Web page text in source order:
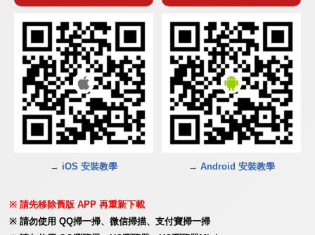
→ iOS 安裝教學 → Android 安裝教學
請先移除舊版 APP 再重新下載
請勿使用 QQ掃一掃、微信掃描、支付寶掃一掃